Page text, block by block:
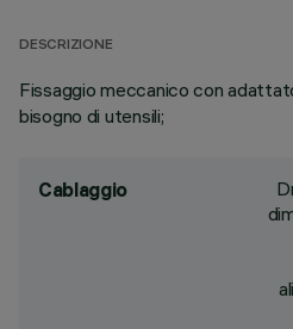
DESCRIZIONE
Fissaggio meccanico con
bisogno di utensili;
Cablaggio